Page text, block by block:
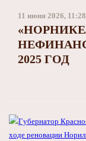
11 июня 2026, 11:28
2025 ГОД